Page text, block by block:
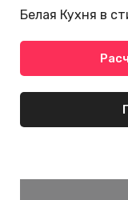
Белая Кухня в